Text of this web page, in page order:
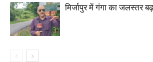
मिर्जापुर में गंगा का जलस्तर